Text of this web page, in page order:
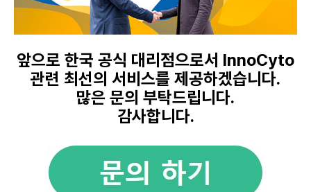
앞으로 한국 공식 대리점으로서 InnoCyto
관련 최선의 서비스를 제공하겠습니다.
많은 문의 부탁드립니다.
감사합니다.